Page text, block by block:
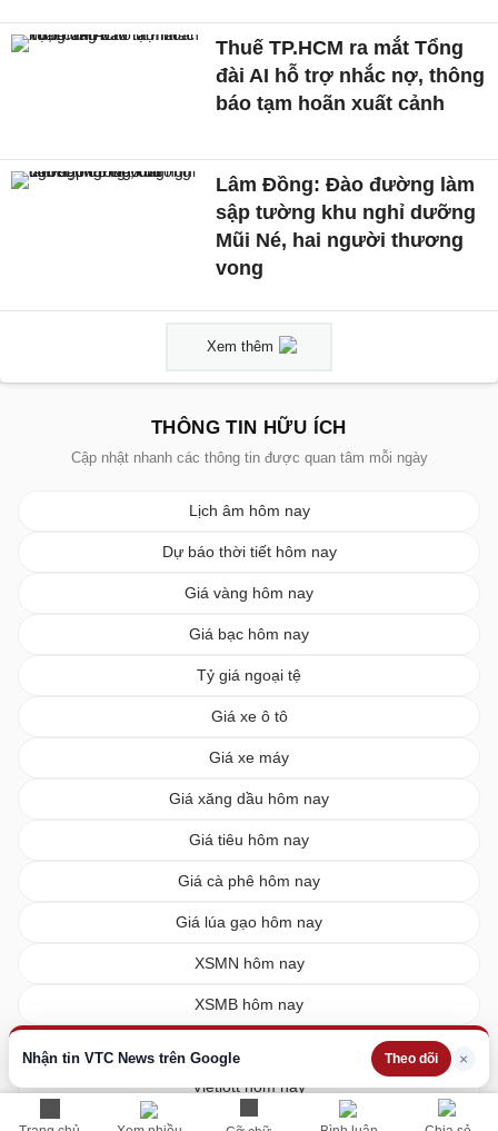
Nhận tin VTC News trên Google Theo dõi ×
Thuế TP.HCM ra mắt Tổng
đài AI hỗ trợ nhắc nợ, thông
báo tạm hoãn xuất cảnh
Lâm Đồng: Đào đường làm
sập tường khu nghỉ dưỡng
Mũi Né, hai người thương
vong
Xem thêm
THÔNG TIN HỮU ÍCH
Cập nhật nhanh các thông tin được quan tâm mỗi ngày
Lịch âm hôm nay
Dự báo thời tiết hôm nay
Giá vàng hôm nay
Giá bạc hôm nay
Tỷ giá ngoại tệ
Giá xe ô tô
Giá xe máy
Giá xăng dầu hôm nay
Giá tiêu hôm nay
Giá cà phê hôm nay
Giá lúa gạo hôm nay
XSMN hôm nay
XSMB hôm nay
Vietlott hôm nay